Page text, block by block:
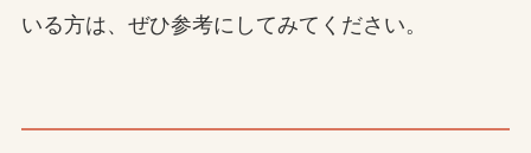
いる方は、ぜひ参考にしてみてください。